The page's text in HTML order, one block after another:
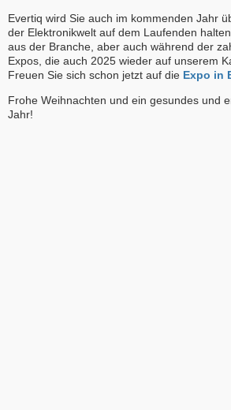
Evertiq wird Sie auch im kommenden Jahr
der Elektronikwelt auf dem Laufenden
aus der Branche, aber auch während der
Expos, die auch 2025 wieder auf unserem
Freuen Sie sich schon jetzt auf die Expo in
Frohe Weihnachten und ein gesundes und
Jahr!